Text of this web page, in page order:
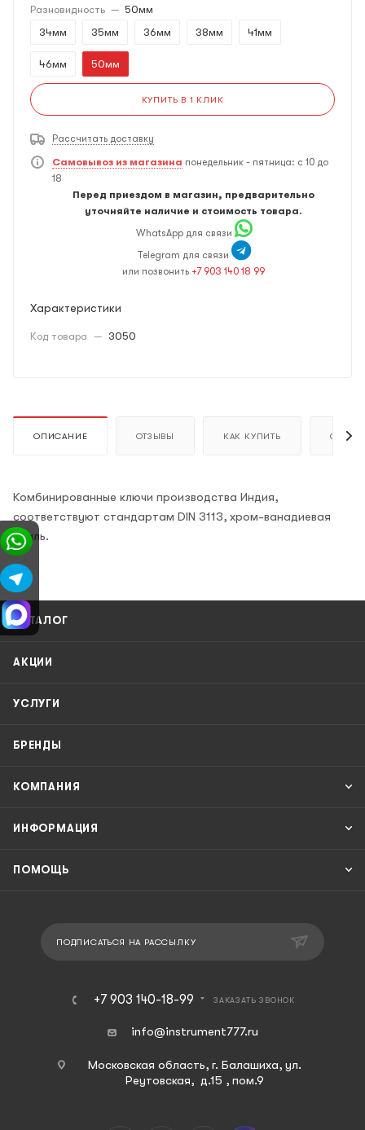
Разновидность — 50мм
34мм
35мм 36мм 38мм 41мм
46мм 50мм
КУПИТЬ В 1 КЛИК
Рассчитать доставку
Самовывоз из магазина понедельник - пятница: с 10 до
18
Перед приездом в магазин, предварительно
уточняйте наличие и стоимость товара.
WhatsApp для связи
Telegram для связи
или позвонить +7 903 140 18 99
Характеристики
Код товара — 3050
ОПИСАНИЕ ОТЗЫВЫ КАК КУПИТЬ ОПЛАТА
Комбинированные ключи производства Индия,
соответствуют стандартам DIN 3113, хром-ванадиевая
сталь.
КАТАЛОГ
АКЦИИ
УСЛУГИ
БРЕНДЫ
КОМПАНИЯ
ИНФОРМАЦИЯ
ПОМОЩЬ
ПОДПИСАТЬСЯ НА РАССЫЛКУ
+7 903 140-18-99 ЗАКАЗАТЬ ЗВОНОК
info@instrument777.ru
Московская область, г. Балашиха, ул.
Реутовская, д.15 , пом.9